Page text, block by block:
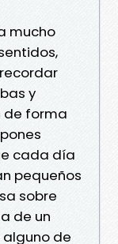
mucho
y
de forma
cada día
pequeños
sobre
de un
de